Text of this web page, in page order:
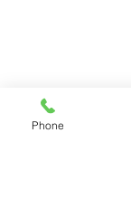
Phone